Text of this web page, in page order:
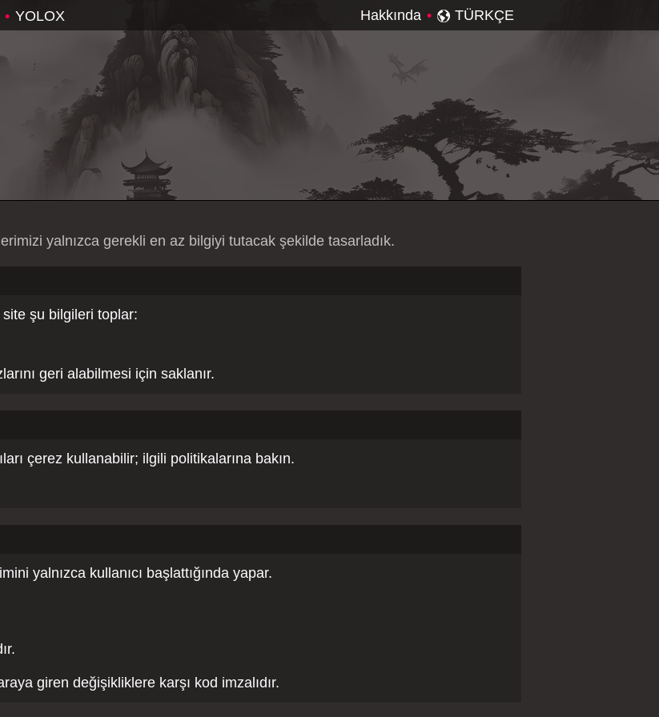
• YOLOX Hakkında •
yalnızca gerekli en az bilgiyi tutacak şekilde tasarladık.
site şu bilgileri toplar:
geri alabilmesi için saklanır.
çerez kullanabilir; ilgili politikalarına bakın.
yalnızca kullanıcı başlattığında yapar.
giren değişikliklere karşı kod imzalıdır.